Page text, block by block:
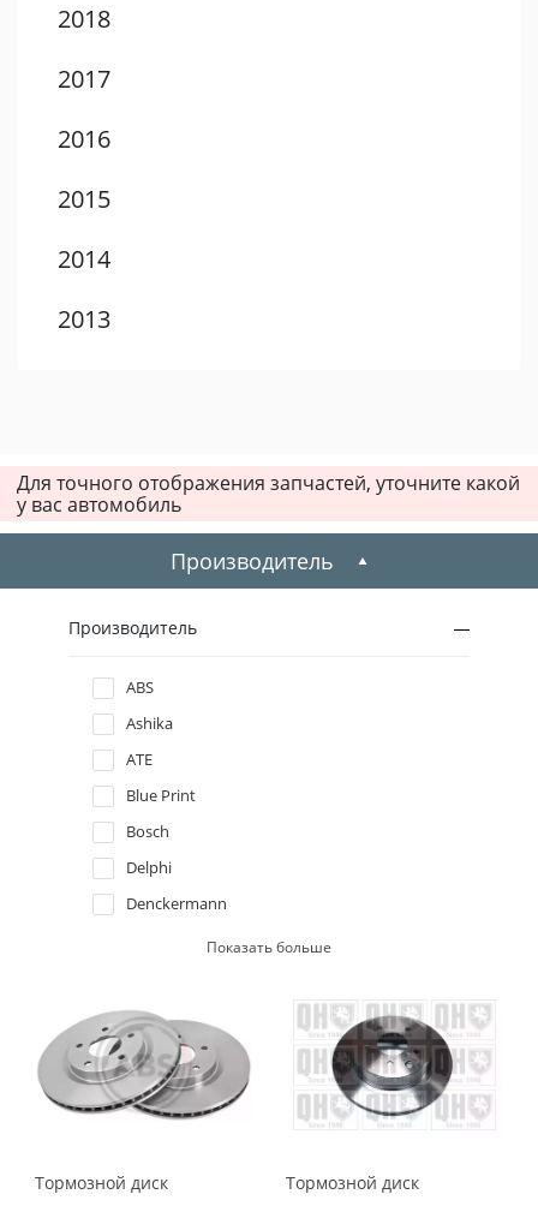
2018
2017
2016
2015
2014
2013
2010
2008
2007
2006
2005
2004
2003
2001
Для точного отображения запчастей, уточните какой
у вас автомобиль
Производитель
Производитель
ABS
Ashika
ATE
Blue Print
Bosch
Delphi
Denckermann
Metelli
Meyle
Nipparts
NK
QH
Показать больше
Тормозной диск Тормозной диск